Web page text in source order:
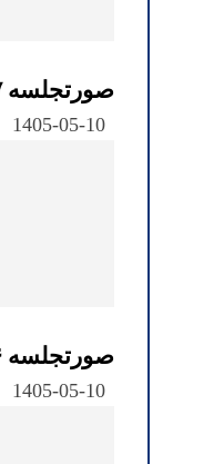
صورتجلسه ۷۷ – دوره سیزدهم
1405-05-10
صورتجلسه ۷۶ – دوره سیزدهم
1405-05-10